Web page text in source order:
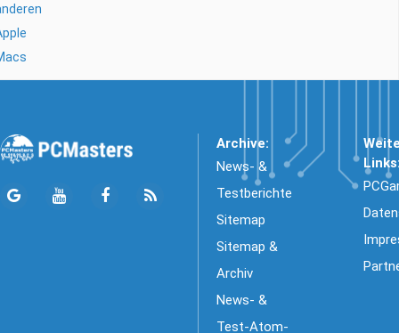
Archive:
News- &
Testberichte
Sitemap
Sitemap &
Archiv
News- &
Test-Atom-